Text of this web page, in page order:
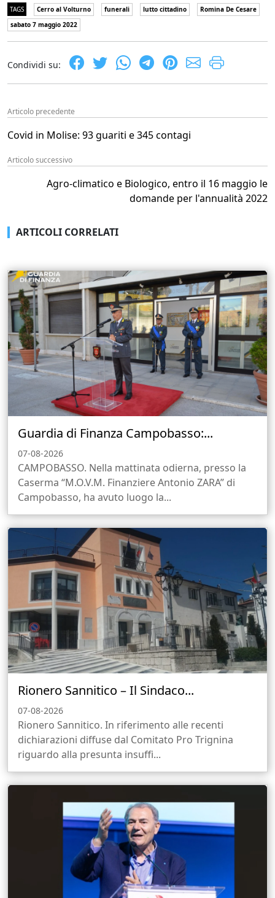
TAGS Cerro al Volturno funerali lutto cittadino
Romina De Cesare
sabato 7 maggio 2022
Condividi su:
Articolo precedente
Covid in Molise: 93 guariti e 345 contagi
Articolo successivo
Agro-climatico e Biologico, entro il 16 maggio le
domande per l'annualità 2022
ARTICOLI CORRELATI
Guardia di Finanza Campobasso:...
07-08-2026
CAMPOBASSO. Nella mattinata odierna, presso la
Caserma “M.O.V.M. Finanziere Antonio ZARA” di
Campobasso, ha avuto luogo la...
Rionero Sannitico – Il Sindaco...
07-08-2026
Rionero Sannitico. In riferimento alle recenti
dichiarazioni diffuse dal Comitato Pro Trignina
riguardo alla presunta insuffi...